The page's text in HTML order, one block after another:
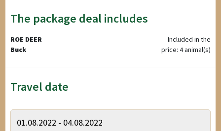
The package deal includes
ROE DEER
Buck
Included in the
price: 4 animal(s)
Travel date